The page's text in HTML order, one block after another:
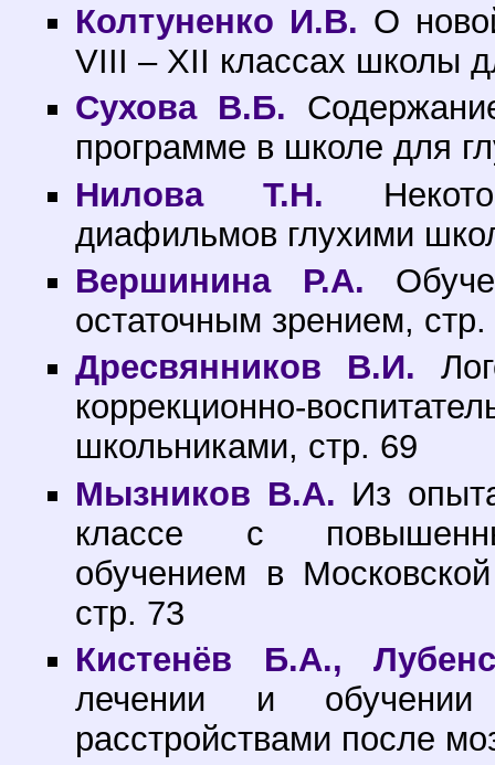
Колтуненко И.В. О
VIII – XII классах школы
Сухова В.Б.
программе в школе для
Нилова Т.Н.
диафильмов глухими
Вершинина Р.А.
остаточным зрением,
Дресвянников В.И.
коррекционно-
школьниками, стр. 69
Мызников В.А. Из
классе с
обучением в
стр. 73
Кистенёв Б.А.,
лечении и обучении
расстройствами после